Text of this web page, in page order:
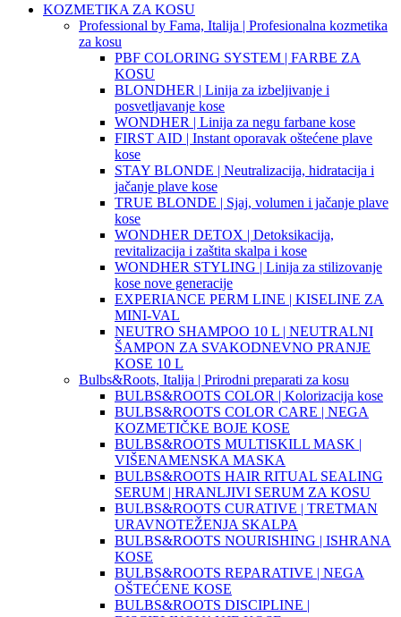
KOZMETIKA ZA KOSU
Professional by Fama, Italija | Profesionalna kozmetika
za kosu
PBF COLORING SYSTEM | FARBE ZA
KOSU
BLONDHER | Linija za izbeljivanje i
posvetljavanje kose
WONDHER | Linija za negu farbane kose
FIRST AID | Instant oporavak oštećene plave
kose
STAY BLONDE | Neutralizacija, hidratacija i
jačanje plave kose
TRUE BLONDE | Sjaj, volumen i jačanje plave
kose
WONDHER DETOX | Detoksikacija,
revitalizacija i zaštita skalpa i kose
WONDHER STYLING | Linija za stilizovanje
kose nove generacije
EXPERIANCE PERM LINE | KISELINE ZA
MINI-VAL
NEUTRO SHAMPOO 10 L | NEUTRALNI
ŠAMPON ZA SVAKODNEVNO PRANJE
KOSE 10 L
Bulbs&Roots, Italija | Prirodni preparati za kosu
BULBS&ROOTS COLOR | Kolorizacija kose
BULBS&ROOTS COLOR CARE | NEGA
KOZMETIČKE BOJE KOSE
BULBS&ROOTS MULTISKILL MASK |
VIŠENAMENSKA MASKA
BULBS&ROOTS HAIR RITUAL SEALING
SERUM | HRANLJIVI SERUM ZA KOSU
BULBS&ROOTS CURATIVE | TRETMAN
URAVNOTEŽENJA SKALPA
BULBS&ROOTS NOURISHING | ISHRANA
KOSE
BULBS&ROOTS REPARATIVE | NEGA
OŠTEĆENE KOSE
BULBS&ROOTS DISCIPLINE |